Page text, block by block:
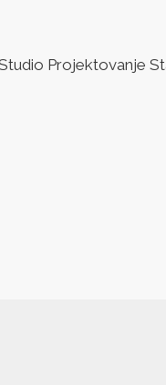
Projektovanje